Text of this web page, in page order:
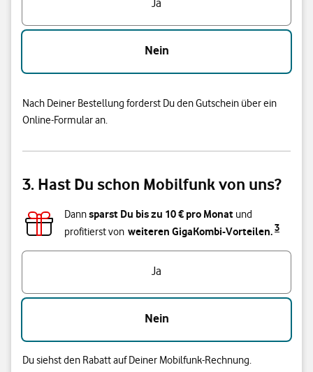
Ja
Nein
Nach Deiner Bestellung forderst Du den Gutschein über ein
Online-Formular an.
3. Hast Du schon Mobilfunk von uns?
Dannsparst Du bis zu 10€ pro Monat und
profitierst von weiteren GigaKombi-Vorteilen.3
Ja
Nein
Du siehst den Rabatt auf Deiner Mobilfunk-Rechnung.